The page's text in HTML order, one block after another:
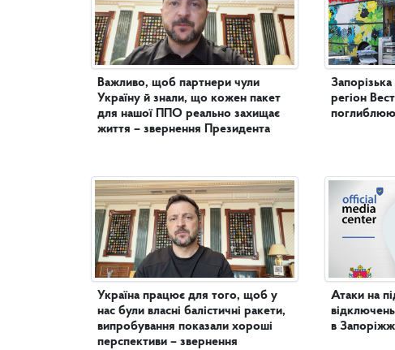
Важливо, щоб партнери чули
Україну й знали, що кожен пакет
для нашої ППО реально захищає
життя – звернення Президента
Україна працює для того, щоб у
нас були власні балістичні ракети,
випробування показали хороші
перспективи – звернення
регіон
Атаки на
в